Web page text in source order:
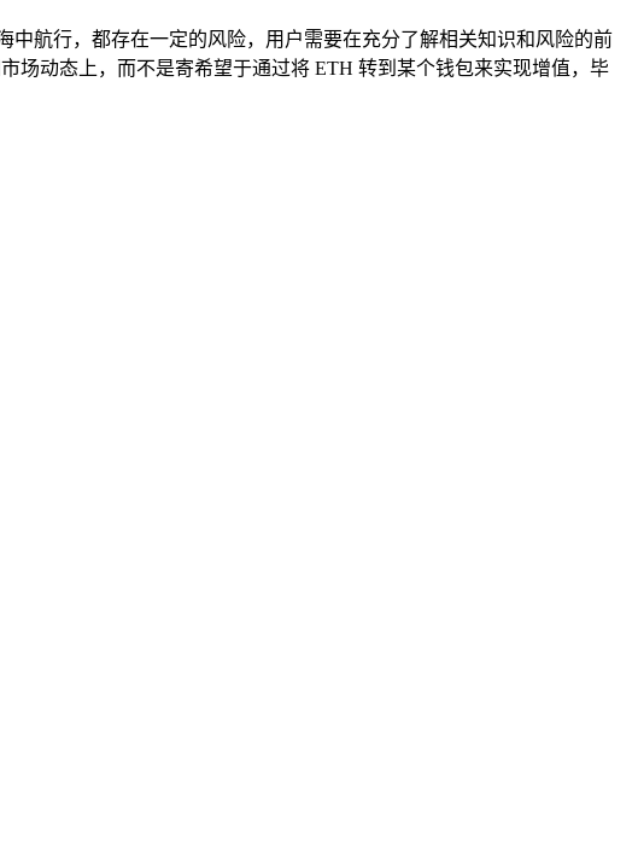
航行，都存在一定的风险，用户需要在充分了解相关知识和风险的前
场动态上，而不是寄希望于通过将 ETH 转到某个钱包来实现增值，毕